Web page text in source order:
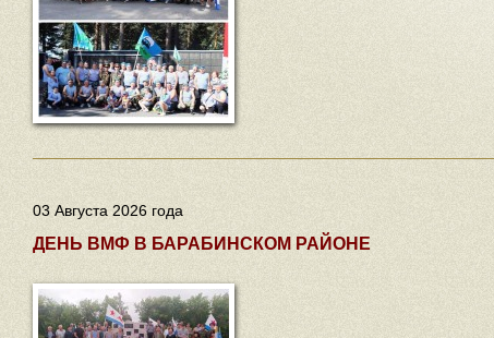
03 Августа 2026 года
ДЕНЬ ВМФ В БАРАБИНСКОМ РАЙОНЕ